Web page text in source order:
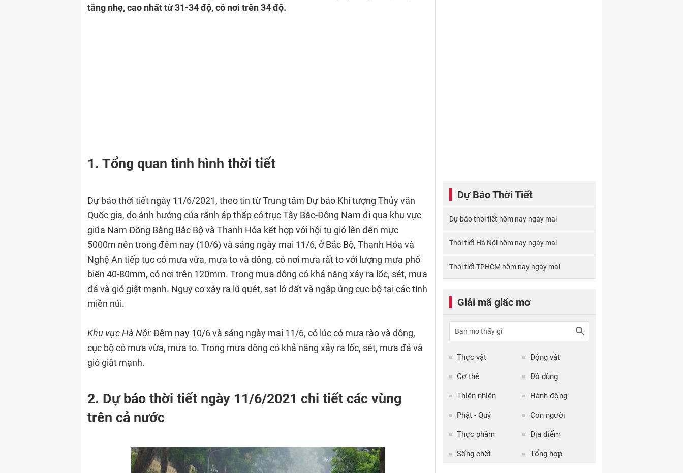
tăng nhẹ, cao nhất từ 31-34 độ, có nơi trên 34 độ.
1. Tổng quan tình hình thời tiết
Dự báo thời tiết ngày 11/6/2021, theo tin từ Trung tâm Dự báo Khí tượng Thủy văn
Quốc gia, do ảnh hưởng của rãnh áp thấp có trục Tây Bắc-Đông Nam đi qua khu vực
giữa Nam Đồng Bằng Bắc Bộ và Thanh Hóa kết hợp với hội tụ gió lên đến mực
5000m nên trong đêm nay (10/6) và sáng ngày mai 11/6, ở Bắc Bộ, Thanh Hóa và
Nghệ An tiếp tục có mưa vừa, mưa to và dông, có nơi mưa rất to với lượng mưa phổ
biến 40-80mm, có nơi trên 120mm. Trong mưa dông có khả năng xảy ra lốc, sét, mưa
đá và gió giật mạnh. Nguy cơ xảy ra lũ quét, sạt lở đất và ngập úng cục bộ tại các tỉnh
miền núi.
Khu vực Hà Nội:Đêm nay 10/6 và sáng ngày mai 11/6, có lúc có mưa rào và dông,
cục bộ có mưa vừa, mưa to. Trong mưa dông có khả năng xảy ra lốc, sét, mưa đá và
gió giật mạnh.
2. Dự báo thời tiết ngày 11/6/2021 chi tiết các vùng
trên cả nước
Dự Báo Thời Tiết
Dự báo thời tiết hôm nay ngày mai
Thời tiết Hà Nội hôm nay ngày mai
Thời tiết TPHCM hôm nay ngày mai
Giải mã giấc mơ
Thực vật Động vật
Cơ thể Đồ dùng
Thiên nhiên Hành động
Phật - Quỷ Con người
Thực phẩm Địa điểm
Sống chết Tổng hợp